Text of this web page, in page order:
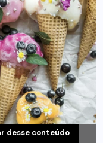
desse conteúdo